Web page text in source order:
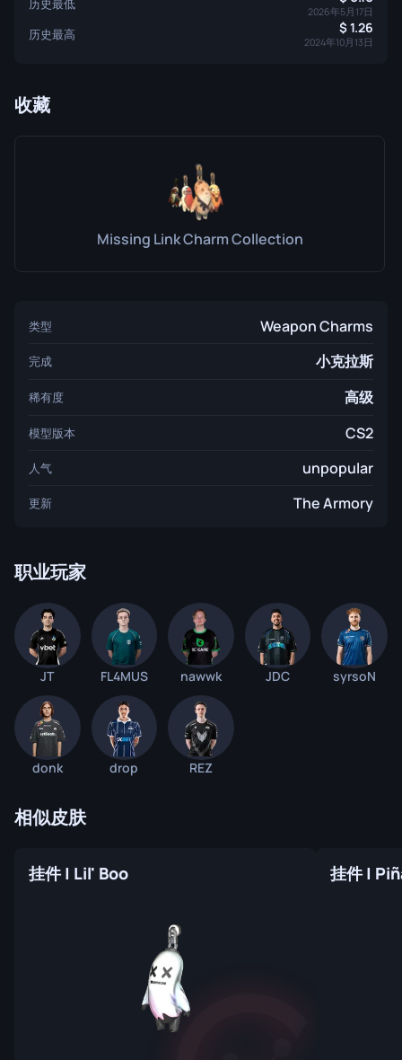
2026年5月17日
历史最高 1.26
2024年10月13日
收藏
Missing Link Charm Collection
类型 Weapon Charms
完成 小克拉斯
稀有度 高级
模型版本 CS2
人气 unpopular
更新 The Armory
职业玩家
JT FL4MUS nawwk JDC syrsoN
donk drop REZ
相似皮肤
挂件 | Lil' Boo 挂件 |